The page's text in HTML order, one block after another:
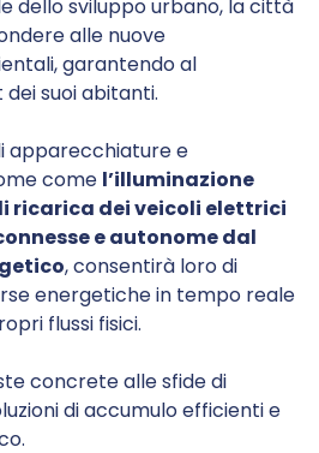
dello sviluppo urbano, la città
alle nuove
garantendo al
suoi abitanti.
apparecchiature e
come l’illuminazione
ricarica dei veicoli elettrici
e autonome dal
, consentirà loro di
energetiche in tempo reale
flussi fisici.
concrete alle sfide di
di accumulo efficienti e